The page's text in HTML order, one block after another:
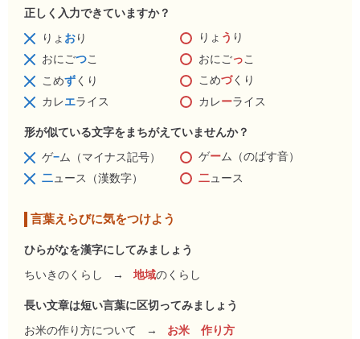
正しく入力できていますか？
りょ おり りょ う り
おにごつこ おにごっこ
こめずくり こめづくり
カレエライス カレーライス
形が似ている文字をまちがえていませんか？
ゲ−ム（マイナス記号） ゲーム（のばす音）
二ュース（漢数字） 二ュース
言葉えらびに気をつけよう
ひらがなを漢字にしてみましょう
ちいきのくらし
→ 地域のくらし
長い文章は短い言葉に区切ってみましょう
お米の作り方について
→ お米 作り方